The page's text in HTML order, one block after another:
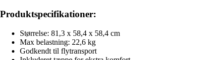
Produktspecifikationer:
Størrelse: 81,3 x 58,4 x 58,4 cm
Max belastning: 22,6 kg
Godkendt til flytransport